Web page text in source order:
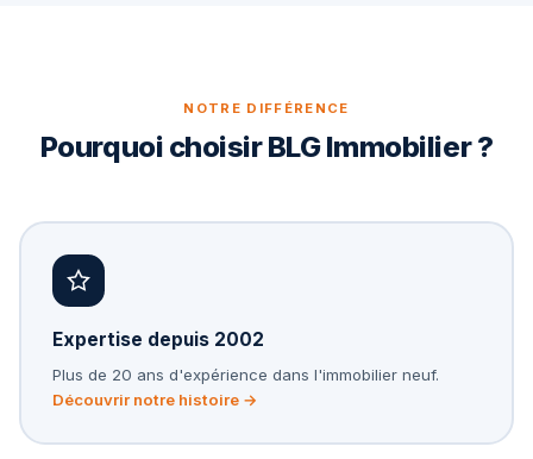
NOTRE DIFFÉRENCE
Pourquoi choisir BLG Immobilier ?
Expertise depuis 2002
Plus de 20 ans d'expérience dans l'immobilier neuf.
Découvrir notre histoire →